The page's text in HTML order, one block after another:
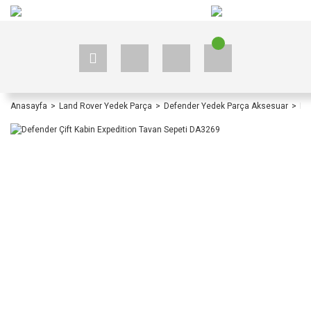
Anasayfa Land Rover Yedek Parça Defender Yedek Parça Aksesuar